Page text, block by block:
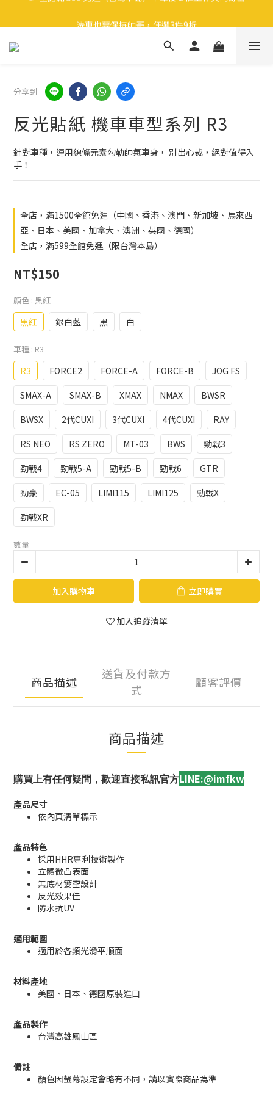
洗車也要保持帥哥，任選3件9折
領取40元購物金
分享到
反光貼紙 機車車型系列 R3
針對車種，運用線條元素勾勒帥氣車身， 別出心裁，絕對值得入
手！
全店，滿1500全館免運（中國、香港、澳門、新加坡、馬來西
亞、日本、美國、加拿大、澳洲、英國、德國）
全店，滿599全館免運（限台灣本島）
NT$150
顏色 : 黑紅
黑紅 銀白藍 黑 白
車種 : R3
R3 FORCE2 FORCE-A FORCE-B
JOG FS
SMAX-A
SMAX-B XMAX NMAX
BWSR
BWSX
2代CUXI 3代CUXI 4代CUXI
RAY
RS NEO
RS ZERO MT-03 BWS
勁戰3
勁戰4
勁戰5-A 勁戰5-B 勁戰6
GTR
勁豪
EC-05 LIMI115 LIMI125
勁戰X
勁戰XR
數量
加入購物車 立即購買
加入追蹤清單
商品描述
送貨及付款方
式
顧客評價
商品描述
購買上有任何疑問，歡迎直接私訊官方LINE:@imfkw
產品尺寸
依內頁清單標示
產品特色
採用HHR專利技術製作
立體微凸表面
無底材簍空設計
反光效果佳
防水抗UV
適用範圍
適用於各類光滑平順面
材料產地
美國、日本、德國原裝進口
產品製作
台灣高雄鳳山區
備註
顏色因螢幕設定會略有不同，請以實際商品為準